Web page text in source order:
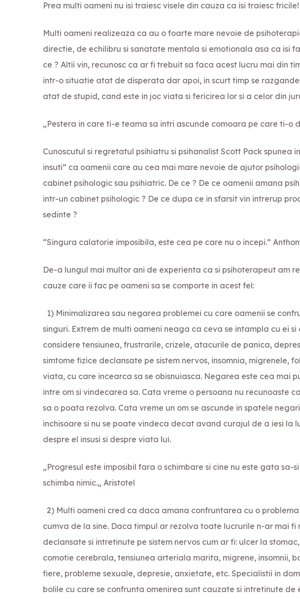
Prea multi oameni nu isi traiesc visele din cauza ca isi traiesc fricile!
Multi oameni realizeaza ca au o foarte mare nevoie de
directie, de echilibru si sanatate mentala si emotionala asa ca isi
ce ? Altii vin, recunosc ca ar fi trebuit sa faca acest lucru mai din
intr-o situatie atat de disperata dar apoi, in scurt timp se
atat de stupid, cand este in joc viata si fericirea lor si a celor din
„Pestera in care ti-e teama sa intri ascunde comoara pe care ti-o
Cunoscutul si regretatul psihiatru si psihanalist Scott Pack spunea
insuti” ca oamenii care au cea mai mare nevoie de ajutor
cabinet psihologic sau psihiatric. De ce ? De ce oamenii amana
intr-un cabinet psihologic ? De ce dupa ce in sfarsit vin intrerup
sedinte ?
“Singura calatorie imposibila, este cea pe care nu o incepi.”
De-a lungul mai multor ani de experienta ca si psihoterapeut am
cauze care ii fac pe oameni sa se comporte in acest fel:
1) Minimalizarea sau negarea problemei cu care oamenii se
singuri. Extrem de multi oameni neaga ca ceva se intampla cu ei
considere tensiunea, frustrarile, crizele, atacurile de panica,
simtome fizice declansate pe sistem nervos, insomnia, migrenele,
viata, cu care incearca sa se obisnuiasca. Negarea este cea mai
intre om si vindecarea sa. Cata vreme o persoana nu recunoaste
sa o poata rezolva. Cata vreme un om se ascunde in spatele
inchisoare si nu se poate vindeca decat avand curajul de a iesi la
despre el insusi si despre viata lui.
„Progresul este imposibil fara o schimbare si cine nu este gata sa-
schimba nimic.„ Aristotel
2) Multi oameni cred ca daca amana confruntarea cu o
cumva de la sine. Daca timpul ar rezolva toate lucrurile n-ar mai fi
declansate si intretinute pe sistem nervos cum ar fi: ulcer la
comotie cerebrala, tensiunea arteriala marita, migrene, insomnii,
fiere, probleme sexuale, depresie, anxietate, etc. Specialistii in
bolile cu care se confrunta omenirea sunt cauzate si intretinute